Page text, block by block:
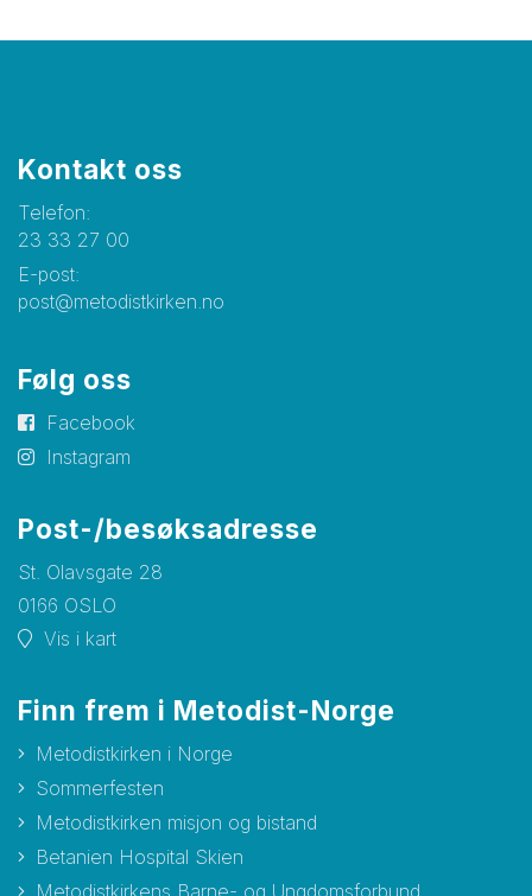
Kontakt oss
Telefon:
23 33 27 00
E-post:
post@metodistkirken.no
Følg oss
Facebook
Instagram
Post-/besøksadresse
St. Olavsgate 28
0166 OSLO
Vis i kart
Finn frem i Metodist-Norge
Metodistkirken i Norge
Sommerfesten
Metodistkirken misjon og bistand
Betanien Hospital Skien